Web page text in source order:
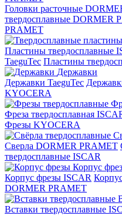
Головки расточные
твердосплавные DORMER
PRAMET
Пластины твердосплавные
TaeguTec Пластины
Державки
Державки TaeguTec
KYOCERA
Фреза твердосплавная
Фрезы KYOCERA
Сверла DORMER PRAMET
твердосплавные ISCAR
Корпус
Корпус фрезы ISCAR
DORMER PRAMET
Вставки твердосплавные